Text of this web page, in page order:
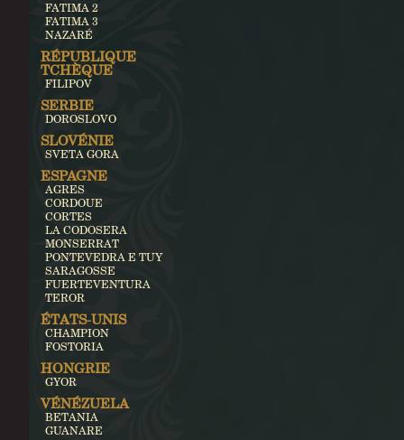
FATIMA 2
FATIMA 3
NAZARÉ
RÉPUBLIQUE
TCHÈQUE
FILIPOV
SERBIE
DOROSLOVO
SLOVÉNIE
SVETA GORA
ESPAGNE
AGRES
CORDOUE
CORTES
LA CODOSERA
MONSERRAT
PONTEVEDRA E TUY
SARAGOSSE
FUERTEVENTURA
TEROR
ÉTATS-UNIS
CHAMPION
FOSTORIA
HONGRIE
GYOR
VÉNÉZUELA
BETANIA
GUANARE